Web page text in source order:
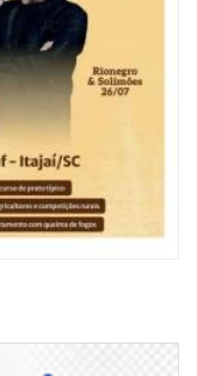
de 330 quilos de